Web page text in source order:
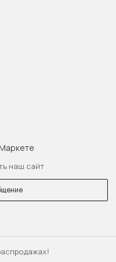
наш сайт